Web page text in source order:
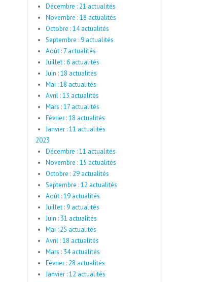
Décembre : 21 actualités
Novembre : 18 actualités
Octobre : 14 actualités
Septembre : 9 actualités
Août : 7 actualités
Juillet : 6 actualités
Juin : 18 actualités
Mai : 18 actualités
Avril : 13 actualités
Mars : 17 actualités
Février : 18 actualités
Janvier : 11 actualités
2023
Décembre : 11 actualités
Novembre : 15 actualités
Octobre : 29 actualités
Septembre : 12 actualités
Août : 19 actualités
Juillet : 9 actualités
Juin : 31 actualités
Mai : 25 actualités
Avril : 18 actualités
Mars : 34 actualités
Février : 28 actualités
Janvier : 12 actualités